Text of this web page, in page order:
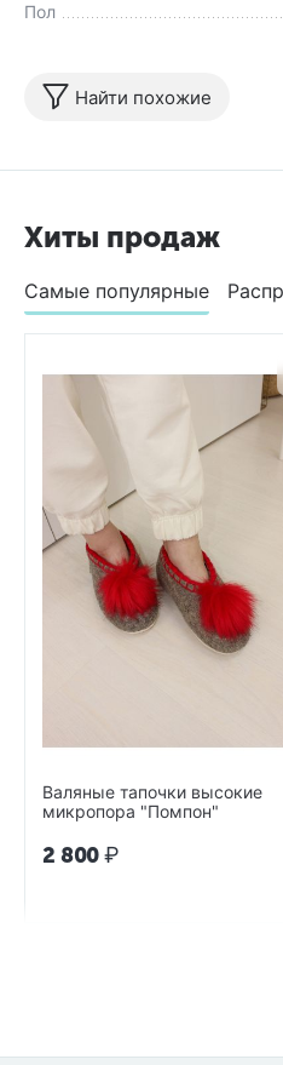
Пол
Найти похожие
Хиты продаж
Самые популярные
Валяные тапочки высокие
микропора "Помпон"
2 800₽